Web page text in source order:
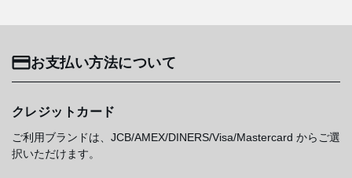
お支払い方法について
クレジットカード
ご利用ブランドは、JCB/AMEX/DINERS/Visa/Mastercard からご選
択いただけます。